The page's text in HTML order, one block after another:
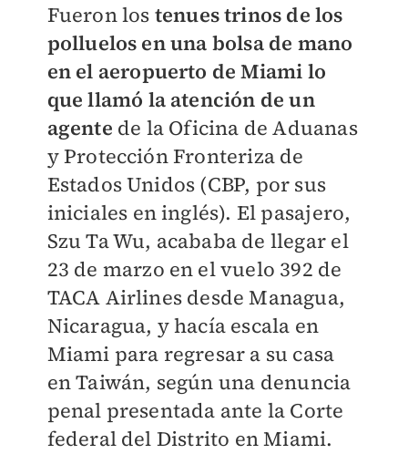
Fueron los tenues trinos de los
polluelos en una bolsa de mano
en el aeropuerto de Miami lo
que llamó la atención de un
agente de la Oficina de Aduanas
y Protección Fronteriza de
Estados Unidos (CBP, por sus
iniciales en inglés). El pasajero,
Szu Ta Wu, acababa de llegar el
23 de marzo en el vuelo 392 de
TACA Airlines desde Managua,
Nicaragua, y hacía escala en
Miami para regresar a su casa
en Taiwán, según una denuncia
penal presentada ante la Corte
federal del Distrito en Miami.